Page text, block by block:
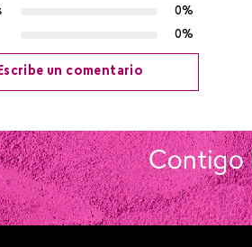
0%
0%
Escribe un comentario
comentario